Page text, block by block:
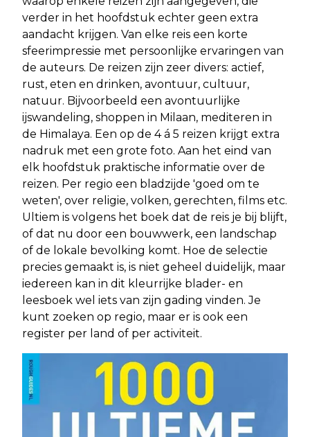
verder in het hoofdstuk echter geen extra
aandacht krijgen. Van elke reis een korte
sfeerimpressie met persoonlijke ervaringen van
de auteurs. De reizen zijn zeer divers: actief,
rust, eten en drinken, avontuur, cultuur,
natuur. Bijvoorbeeld een avontuurlijke
ijswandeling, shoppen in Milaan, mediteren in
de Himalaya. Een op de 4 á 5 reizen krijgt extra
nadruk met een grote foto. Aan het eind van
elk hoofdstuk praktische informatie over de
reizen. Per regio een bladzijde 'goed om te
weten', over religie, volken, gerechten, films etc.
Ultiem is volgens het boek dat de reis je bij blijft,
of dat nu door een bouwwerk, een landschap
of de lokale bevolking komt. Hoe de selectie
precies gemaakt is, is niet geheel duidelijk, maar
iedereen kan in dit kleurrijke blader- en
leesboek wel iets van zijn gading vinden. Je
kunt zoeken op regio, maar er is ook een
register per land of per activiteit.